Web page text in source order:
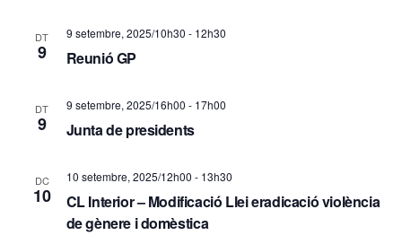
c
t
DT
9 Reunió GP
9 setembre, 2025/10h30 - 12h30
DT
9 Junta de presidents
9 setembre, 2025/16h00 - 17h00
DC
10
CL Interior – Modificació Llei eradicació violència
de gènere i domèstica
10 setembre, 2025/12h00 - 13h30